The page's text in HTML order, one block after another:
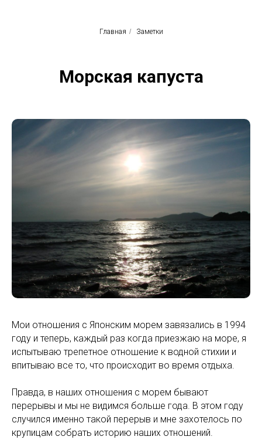
Главная / Заметки
Морская капуста
Мои отношения с Японским морем завязались в 1994
году и теперь, каждый раз когда приезжаю на море, я
испытываю трепетное отношение к водной стихии и
впитываю все то, что происходит во время отдыха.
Правда, в наших отношения с морем бывают
перерывы и мы не видимся больше года. В этом году
случился именно такой перерыв и мне захотелось по
крупицам собрать историю наших отношений.